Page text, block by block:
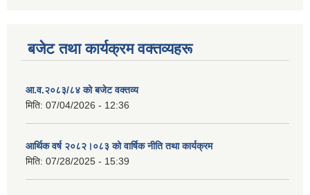
बजेट तथा कार्यक्रम वक्तव्यहरू
आ.व.२०८३/८४ को बजेट वक्तव्य
मिति: 07/04/2026 - 12:36
आर्थिक वर्ष २०८२।०८३ को वार्षिक नीति तथा कार्यक्रम
मिति: 07/28/2025 - 15:39